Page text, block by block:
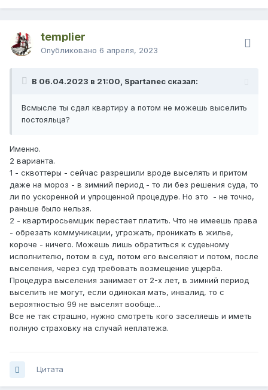
templier
Опубликовано 6 апреля, 2023
В 06.04.2023 в 21:00, Spartanec сказал:
Всмысле ты сдал квартиру а потом не можешь выселить
постояльца?
Именно.
2 варианта.
1 - сквоттеры - сейчас разрешили вроде выселять и притом
даже на мороз - в зимний период - то ли без решения суда, то
ли по ускоренной и упрощенной процедуре. Но это - не точно,
раньше было нельзя.
2 - квартиросьемщик перестает платить. Что не имеешь права
- обрезать коммуникации, угрожать, проникать в жилье,
короче - ничего. Можешь лишь обратиться к судеьному
исполнителю, потом в суд, потом его выселяют и потом, после
выселения, через суд требовать возмещение ущерба.
Процедура выселения занимает от 2-х лет, в зимний период
выселить не могут, если одинокая мать, инвалид, то с
вероятностью 99 не выселят вообще...
Все не так страшно, нужно смотреть кого заселяешь и иметь
полную страховку на случай неплатежа.
Цитата